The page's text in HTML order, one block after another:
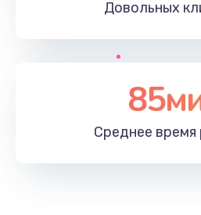
Довольных
Среднее время